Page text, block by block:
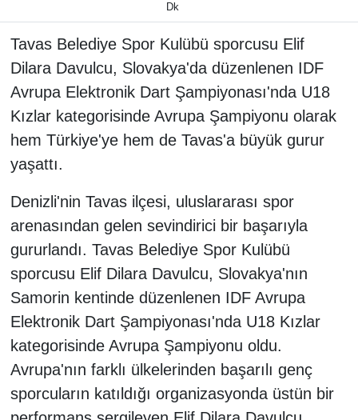
Dk
Tavas Belediye Spor Kulübü sporcusu Elif
Dilara Davulcu, Slovakya'da düzenlenen IDF
Avrupa Elektronik Dart Şampiyonası'nda U18
Kızlar kategorisinde Avrupa Şampiyonu olarak
hem Türkiye'ye hem de Tavas'a büyük gurur
yaşattı.
Denizli'nin Tavas ilçesi, uluslararası spor
arenasından gelen sevindirici bir başarıyla
gururlandı. Tavas Belediye Spor Kulübü
sporcusu Elif Dilara Davulcu, Slovakya'nın
Samorin kentinde düzenlenen IDF Avrupa
Elektronik Dart Şampiyonası'nda U18 Kızlar
kategorisinde Avrupa Şampiyonu oldu.
Avrupa'nın farklı ülkelerinden başarılı genç
sporcuların katıldığı organizasyonda üstün bir